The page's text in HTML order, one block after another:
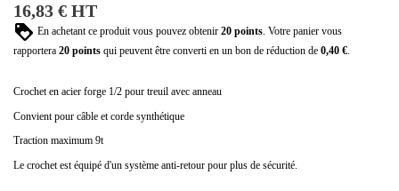
16,83 € HT
En achetant ce produit vous pouvez obtenir 20 points. Votre panier vous
rapportera 20 points qui peuvent être converti en un bon de réduction de 0,40 €.
Crochet en acier forge 1/2 pour treuil avec anneau
Convient pour câble et corde synthétique
Traction maximum 9t
Le crochet est équipé d'un système anti-retour pour plus de sécurité.